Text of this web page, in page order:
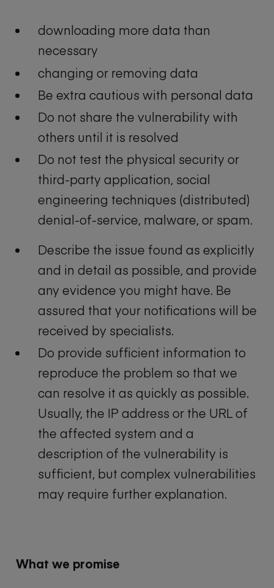
downloading more data than
necessary
changing or removing data
Be extra cautious with personal data
Do not share the vulnerability with
others until it is resolved
Do not test the physical security or
third-party application, social
engineering techniques (distributed)
denial-of-service, malware, or spam.
Describe the issue found as explicitly
and in detail as possible, and provide
any evidence you might have. Be
assured that your notifications will be
received by specialists.
Do provide sufficient information to
reproduce the problem so that we
can resolve it as quickly as possible.
Usually, the IP address or the URL of
the affected system and a
description of the vulnerability is
sufficient, but complex vulnerabilities
may require further explanation.
What we promise